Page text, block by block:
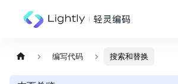
编写代码 搜索和替换